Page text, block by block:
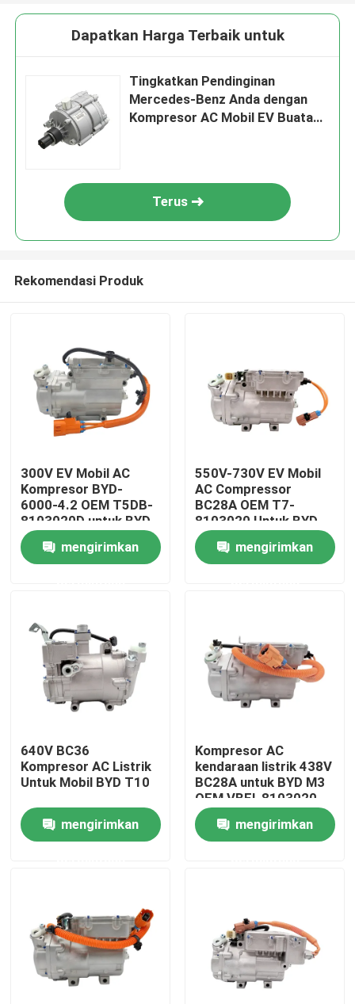
Rumah
Video
Tentang Kami
Tur Pabrik
Berita
Quote request suatu
Dapatkan Harga Terbaik untuk
Tingkatkan Pendinginan
Mercedes-Benz Anda dengan
Kompresor AC Mobil EV Buatan
Terus
Rekomendasi Produk
300V EV Mobil AC
Kompresor BYD-
6000-4.2 OEM T5DB-
8103020D untuk BYD
V3
mengirimkan
550V-730V EV Mobil
AC Compressor
BC28A OEM T7-
8103020 Untuk BYD
Truck
mengirimkan
640V BC36
Kompresor AC Listrik
Untuk Mobil BYD T10
mengirimkan
Kompresor AC
kendaraan listrik 438V
BC28A untuk BYD M3
OEM VBEI-8103020
mengirimkan